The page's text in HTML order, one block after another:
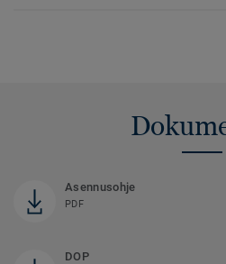
Asennusohje
PDF
DOP